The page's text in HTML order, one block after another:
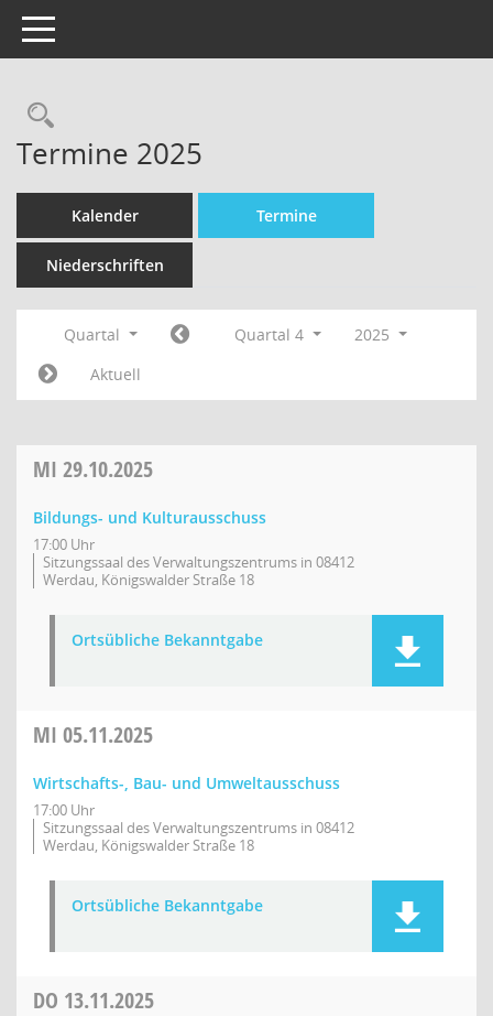
Toggle navigation
Termine 2025
Kalender Termine
Niederschriften
Quartal Quartal 4
2025
Aktuell
MI 29.10.2025
Bildungs- und Kulturausschuss
17:00 Uhr
Sitzungssaal des Verwaltungszentrums in 08412
Werdau, Königswalder Straße 18
Ortsübliche Bekanntgabe
MI 05.11.2025
Wirtschafts-, Bau- und Umweltausschuss
17:00 Uhr
Sitzungssaal des Verwaltungszentrums in 08412
Werdau, Königswalder Straße 18
Ortsübliche Bekanntgabe
DO 13.11.2025